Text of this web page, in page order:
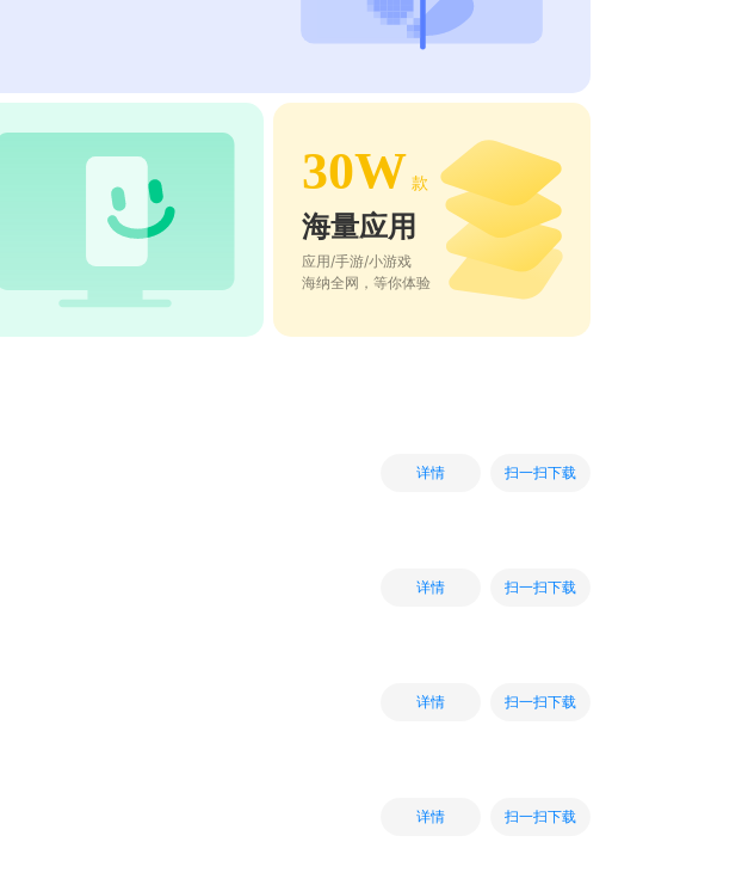
30W 款
海量应用
应用/手游/小游戏
海纳全网，等你体验
详情 扫一扫下载
详情 扫一扫下载
详情 扫一扫下载
详情 扫一扫下载